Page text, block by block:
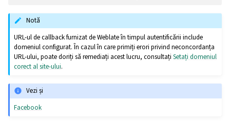
Notă
URL-ul de callback furnizat de Weblate în timpul autentificării include
domeniul configurat. În cazul în care primiți erori privind neconcordanța
URL-ului, poate doriți să remediați acest lucru, consultațiSetați domeniul
corect al site-ului.
Vezi și
Facebook